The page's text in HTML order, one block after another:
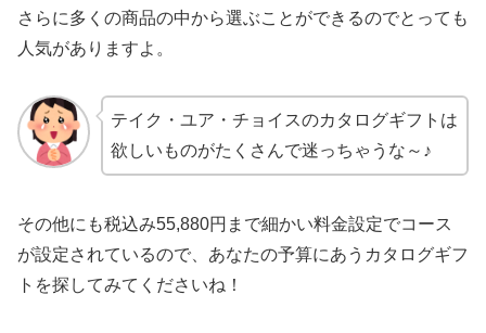
さらに多くの商品の中から選ぶことができるのでとっても
人気がありますよ。
テイク・ユア・チョイスのカタログギフトは
欲しいものがたくさんで迷っちゃうな～♪
その他にも税込み55,880円まで細かい料金設定でコース
が設定されているので、あなたの予算にあうカタログギフ
トを探してみてくださいね！